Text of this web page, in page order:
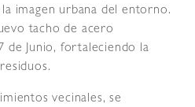
imagen urbana del entorno.
tacho de acero
de Junio, fortaleciendo la
vecinales, se